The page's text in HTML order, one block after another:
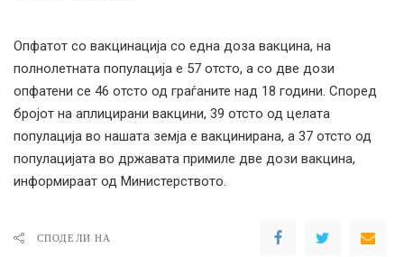
Опфатот со вакцинација со една доза вакцина, на
полнолетната популација е 57 отсто, а со две дози
опфатени се 46 отсто од граѓаните над 18 години. Според
бројот на аплицирани вакцини, 39 отсто од целата
популација во нашата земја е вакцинирана, а 37 отсто од
популацијата во државата примиле две дози вакцина,
информираат од Министерството.
СПОДЕЛИ НА